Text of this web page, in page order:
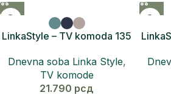
LinkaStyle – TV komoda 135
Dnevna soba Linka Style,
TV komode
21.790 рсд